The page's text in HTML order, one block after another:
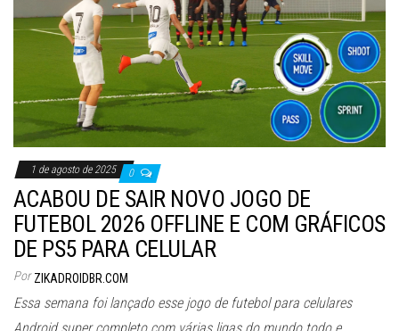
1 de agosto de 2025 0
ACABOU DE SAIR NOVO JOGO DE
FUTEBOL 2026 OFFLINE E COM GRÁFICOS
DE PS5 PARA CELULAR
Por ZIKADROIDBR.COM
Essa semana foi lançado esse jogo de futebol para celulares